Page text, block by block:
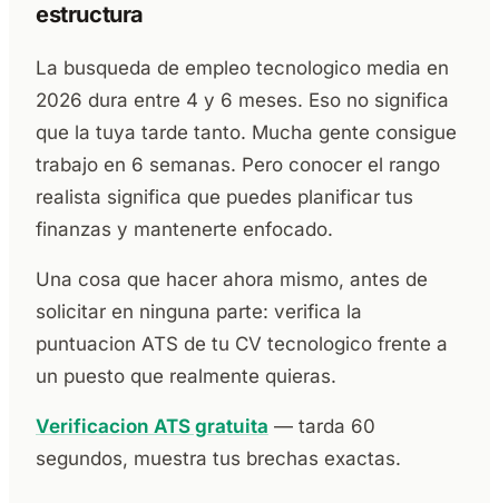
estructura
La busqueda de empleo tecnologico media en
2026 dura entre 4 y 6 meses. Eso no significa
que la tuya tarde tanto. Mucha gente consigue
trabajo en 6 semanas. Pero conocer el rango
realista significa que puedes planificar tus
finanzas y mantenerte enfocado.
Una cosa que hacer ahora mismo, antes de
solicitar en ninguna parte: verifica la
puntuacion ATS de tu CV tecnologico frente a
un puesto que realmente quieras.
Verificacion ATS gratuita — tarda 60
segundos, muestra tus brechas exactas.